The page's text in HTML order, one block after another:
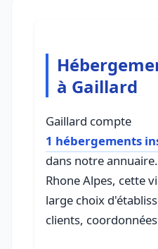
à Gaillard
Gaillard compte
1 hébergements
dans notre
Rhone Alpes, cette
large choix
clients,